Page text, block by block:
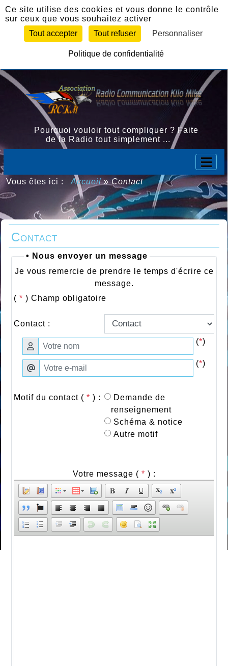
Pourquoi vouloir tout compliquer ? Faite
de la Radio tout simplement ...
Vous êtes ici : Accueil»Contact
Contact
• Nous envoyer un message
Je vous remercie de prendre le temps d'écrire ce
message.
( * ) Champ obligatoire
Contact :
(*)
(*)
Motif du contact ( * ) :
Demande de
renseignement
Schéma & notice
Autre motif
Votre message ( * ) :
Panneau de gestion des cookies
Ce site utilise des cookies et vous donne le contrôle
sur ceux que vous souhaitez activer
Tout accepter
Tout refuser Personnaliser
Politique de confidentialité